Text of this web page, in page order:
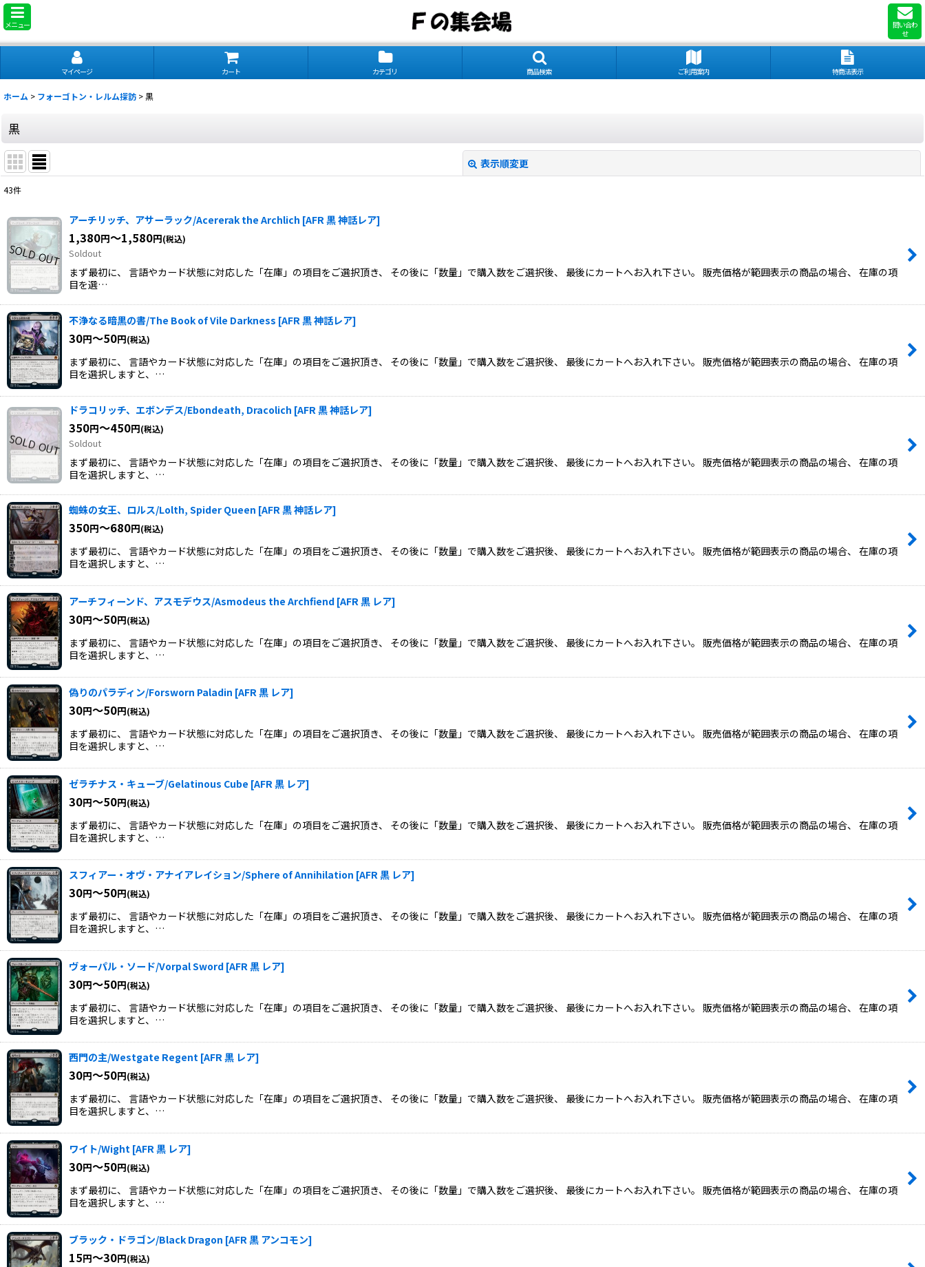
メニュー
問い合わ
せ
マイページ カート カテゴリ 商品検索 ご利用案内 特商法表示
ホーム > フォーゴトン・レルム探訪 >黒
黒
表示順変更
並び順
絞り込む
43件
アーチリッチ、アサーラック/Acererak the Archlich [AFR 黒 神話レア]
1,380円～1,580円(税込)
Soldout
まず最初に、 言語やカード状態に対応した「在庫」の項目をご選択頂き、 その後に「数量」で購入数をご選択後、 最後にカートへお入れ下さい。 販売価格が範囲表示の商品の場合、 在庫の項
目を選…
不浄なる暗黒の書/The Book of Vile Darkness [AFR 黒 神話レア]
30円～50円(税込)
まず最初に、 言語やカード状態に対応した「在庫」の項目をご選択頂き、 その後に「数量」で購入数をご選択後、 最後にカートへお入れ下さい。 販売価格が範囲表示の商品の場合、 在庫の項
目を選択しますと、…
ドラコリッチ、エボンデス/Ebondeath, Dracolich [AFR 黒 神話レア]
350円～450円(税込)
Soldout
まず最初に、 言語やカード状態に対応した「在庫」の項目をご選択頂き、 その後に「数量」で購入数をご選択後、 最後にカートへお入れ下さい。 販売価格が範囲表示の商品の場合、 在庫の項
目を選択しますと、…
蜘蛛の女王、ロルス/Lolth, Spider Queen [AFR 黒 神話レア]
350円～680円(税込)
まず最初に、 言語やカード状態に対応した「在庫」の項目をご選択頂き、 その後に「数量」で購入数をご選択後、 最後にカートへお入れ下さい。 販売価格が範囲表示の商品の場合、 在庫の項
目を選択しますと、…
アーチフィーンド、アスモデウス/Asmodeus the Archfiend [AFR 黒 レア]
30円～50円(税込)
まず最初に、 言語やカード状態に対応した「在庫」の項目をご選択頂き、 その後に「数量」で購入数をご選択後、 最後にカートへお入れ下さい。 販売価格が範囲表示の商品の場合、 在庫の項
目を選択しますと、…
偽りのパラディン/Forsworn Paladin [AFR 黒 レア]
30円～50円(税込)
まず最初に、 言語やカード状態に対応した「在庫」の項目をご選択頂き、 その後に「数量」で購入数をご選択後、 最後にカートへお入れ下さい。 販売価格が範囲表示の商品の場合、 在庫の項
目を選択しますと、…
ゼラチナス・キューブ/Gelatinous Cube [AFR 黒 レア]
30円～50円(税込)
まず最初に、 言語やカード状態に対応した「在庫」の項目をご選択頂き、 その後に「数量」で購入数をご選択後、 最後にカートへお入れ下さい。 販売価格が範囲表示の商品の場合、 在庫の項
目を選択しますと、…
スフィアー・オヴ・アナイアレイション/Sphere of Annihilation [AFR 黒 レア]
30円～50円(税込)
まず最初に、 言語やカード状態に対応した「在庫」の項目をご選択頂き、 その後に「数量」で購入数をご選択後、 最後にカートへお入れ下さい。 販売価格が範囲表示の商品の場合、 在庫の項
目を選択しますと、…
ヴォーパル・ソード/Vorpal Sword [AFR 黒 レア]
30円～50円(税込)
まず最初に、 言語やカード状態に対応した「在庫」の項目をご選択頂き、 その後に「数量」で購入数をご選択後、 最後にカートへお入れ下さい。 販売価格が範囲表示の商品の場合、 在庫の項
目を選択しますと、…
西門の主/Westgate Regent [AFR 黒 レア]
30円～50円(税込)
まず最初に、 言語やカード状態に対応した「在庫」の項目をご選択頂き、 その後に「数量」で購入数をご選択後、 最後にカートへお入れ下さい。 販売価格が範囲表示の商品の場合、 在庫の項
目を選択しますと、…
ワイト/Wight [AFR 黒 レア]
30円～50円(税込)
まず最初に、 言語やカード状態に対応した「在庫」の項目をご選択頂き、 その後に「数量」で購入数をご選択後、 最後にカートへお入れ下さい。 販売価格が範囲表示の商品の場合、 在庫の項
目を選択しますと、…
ブラック・ドラゴン/Black Dragon [AFR 黒 アンコモン]
15円～30円(税込)